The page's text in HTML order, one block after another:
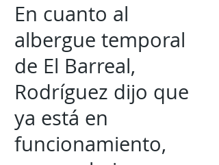
En cuanto al
albergue temporal
de El Barreal,
Rodríguez dijo que
ya está en
funcionamiento,